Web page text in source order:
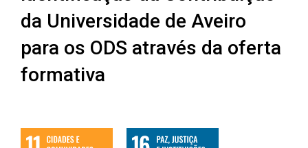
da Universidade de Aveiro
para os ODS através da oferta
formativa